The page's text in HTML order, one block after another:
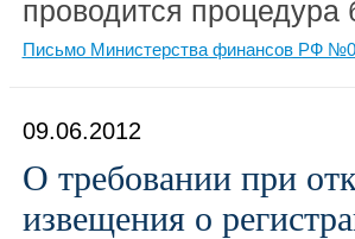
проводится процедура
Письмо Министерства финансов РФ
09.06.2012
О требовании при
извещения о